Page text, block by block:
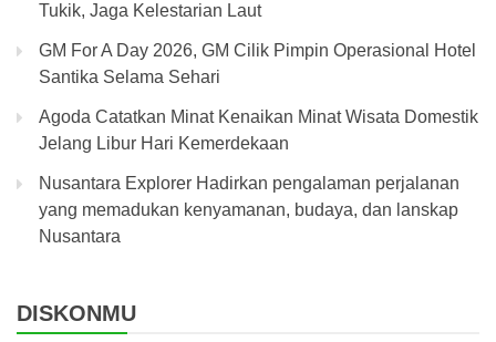
Tukik, Jaga Kelestarian Laut
GM For A Day 2026, GM Cilik Pimpin Operasional Hotel
Santika Selama Sehari
Agoda Catatkan Minat Kenaikan Minat Wisata Domestik
Jelang Libur Hari Kemerdekaan
Nusantara Explorer Hadirkan pengalaman perjalanan
yang memadukan kenyamanan, budaya, dan lanskap
Nusantara
DISKONMU